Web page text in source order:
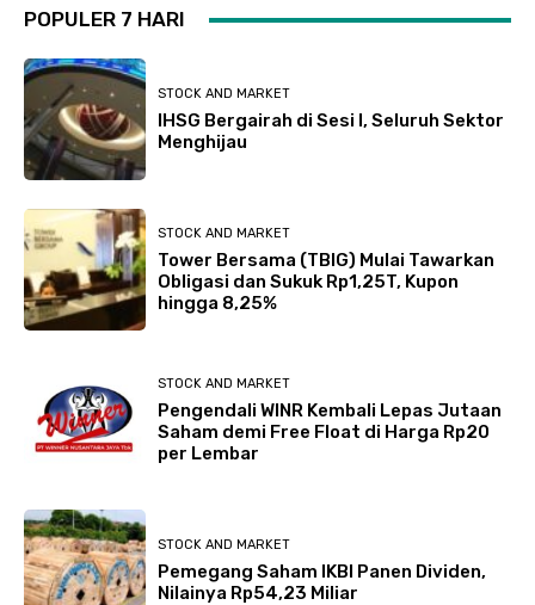
POPULER 7 HARI
STOCK AND MARKET
IHSG Bergairah di Sesi I, Seluruh Sektor
Menghijau
STOCK AND MARKET
Tower Bersama (TBIG) Mulai Tawarkan
Obligasi dan Sukuk Rp1,25T, Kupon
hingga 8,25%
STOCK AND MARKET
Pengendali WINR Kembali Lepas Jutaan
Saham demi Free Float di Harga Rp20
per Lembar
STOCK AND MARKET
Pemegang Saham IKBI Panen Dividen,
Nilainya Rp54,23 Miliar